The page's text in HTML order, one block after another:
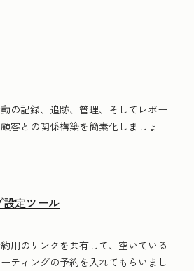
の記録、追跡、管理、そしてレポー
客との関係構築を簡素化しましょ
定ツール
用のリンクを共有して、空いている
ティングの予約を入れてもらいまし